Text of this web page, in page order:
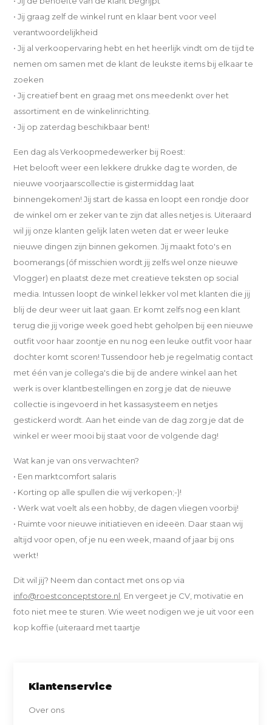
Klantenservice
Over ons
• Jij graag zelf de winkel runt en klaar bent voor veel
verantwoordelijkheid
• Jij al verkoopervaring hebt en het heerlijk vindt om de tijd te
nemen om samen met de klant de leukste items bij elkaar te
zoeken
• Jij creatief bent en graag met ons meedenkt over het
assortiment en de winkelinrichting.
• Jij op zaterdag beschikbaar bent!
Een dag als Verkoopmedewerker bij Roest:
Het belooft weer een lekkere drukke dag te worden, de
nieuwe voorjaarscollectie is gistermiddag laat
binnengekomen! Jij start de kassa en loopt een rondje door
de winkel om er zeker van te zijn dat alles netjes is. Uiteraard
wil jij onze klanten gelijk laten weten dat er weer leuke
nieuwe dingen zijn binnen gekomen. Jij maakt foto's en
boomerangs (óf misschien wordt jij zelfs wel onze nieuwe
Vlogger) en plaatst deze met creatieve teksten op social
media. Intussen loopt de winkel lekker vol met klanten die jij
blij de deur weer uit laat gaan. Er komt zelfs nog een klant
terug die jij vorige week goed hebt geholpen bij een nieuwe
outfit voor haar zoontje en nu nog een leuke outfit voor haar
dochter komt scoren! Tussendoor heb je regelmatig contact
met één van je collega's die bij de andere winkel aan het
werk is over klantbestellingen en zorg je dat de nieuwe
collectie is ingevoerd in het kassasysteem en netjes
gestickerd wordt. Aan het einde van de dag zorg je dat de
winkel er weer mooi bij staat voor de volgende dag!
Wat kan je van ons verwachten?
• Een marktcomfort salaris
• Korting op alle spullen die wij verkopen;-)!
• Werk wat voelt als een hobby, de dagen vliegen voorbij!
• Ruimte voor nieuwe initiatieven en ideeën. Daar staan wij
altijd voor open, of je nu een week, maand of jaar bij ons
werkt!
Dit wil jij? Neem dan contact met ons op via
info@roestconceptstore.nl . En vergeet je CV, motivatie en
foto niet mee te sturen. Wie weet nodigen we je uit voor een
kop koffie (uiteraard met taartje